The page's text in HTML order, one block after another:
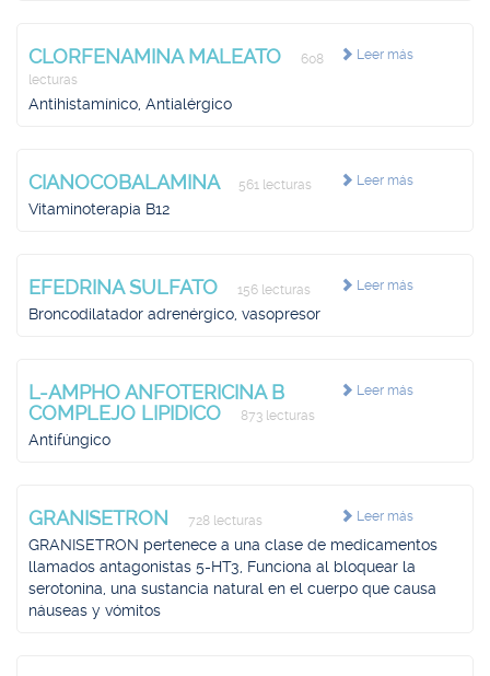
Leer más
CLORFENAMINA MALEATO
608
lecturas
Antihistamínico, Antialérgico
Leer más
CIANOCOBALAMINA 561 lecturas
Vitaminoterapia B12
Leer más
EFEDRINA SULFATO 156 lecturas
Broncodilatador adrenérgico, vasopresor
Leer más
L-AMPHO ANFOTERICINA B
COMPLEJO LIPIDICO
873 lecturas
Antifúngico
Leer más
GRANISETRON 728 lecturas
GRANISETRON pertenece a una clase de medicamentos
llamados antagonistas 5-HT3, Funciona al bloquear la
serotonina, una sustancia natural en el cuerpo que causa
náuseas y vómitos